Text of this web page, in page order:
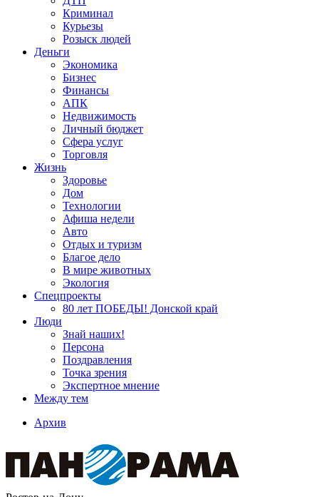
Криминал
Курьезы
Розыск людей
Деньги
Экономика
Бизнес
Финансы
АПК
Недвижимость
Личный бюджет
Сфера услуг
Торговля
Жизнь
Здоровье
Дом
Технологии
Афиша недели
Авто
Отдых и туризм
Благое дело
В мире животных
Экология
Спецпроекты
80 лет ПОБЕДЫ! Донской край
Люди
Знай наших!
Персона
Поздравления
Точка зрения
Экспертное мнение
Между тем
Архив